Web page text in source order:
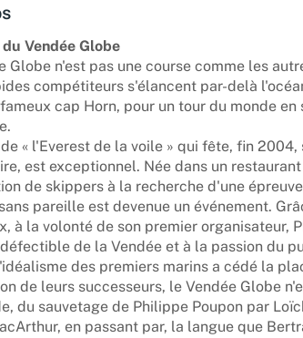
Vendée Globe
Globe n'est pas une course comme les
compétiteurs s'élancent par-delà
cap Horn, pour un tour du monde en
« l'Everest de la voile » qui fête, fin 2004,
est exceptionnel. Née dans un
de skippers à la recherche d'une
pareille est devenue un événement.
à la volonté de son premier organisateur,
de la Vendée et à la passion du
des premiers marins a cédé la
de leurs successeurs, le Vendée Globe
du sauvetage de Philippe Poupon par
en passant par, la langue que